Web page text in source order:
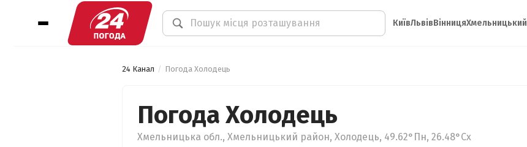
КиївЛьвівВінницяХмельницький
24 Канал Погода Холодець
Погода Холодець
Хмельницька обл., Хмельницький район, Холодець, 49.62°Пн, 26.48°Сх